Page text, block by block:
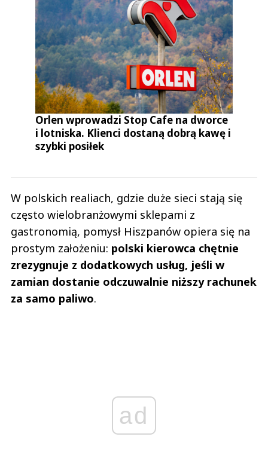
Orlen wprowadzi Stop Cafe na dworce
i lotniska. Klienci dostaną dobrą kawę i
szybki posiłek
W polskich realiach, gdzie duże sieci stają się
często wielobranżowymi sklepami z
gastronomią, pomysł Hiszpanów opiera się na
prostym założeniu: polski kierowca chętnie
zrezygnuje z dodatkowych usług, jeśli w
zamian dostanie odczuwalnie niższy rachunek
za samo paliwo.
ad